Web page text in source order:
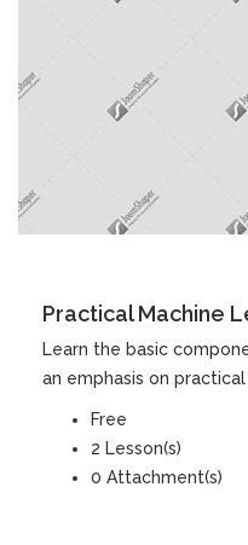
Practical Machine
Learn the basic
an emphasis on
Free
2 Lesson(s)
0 Attachment(s)